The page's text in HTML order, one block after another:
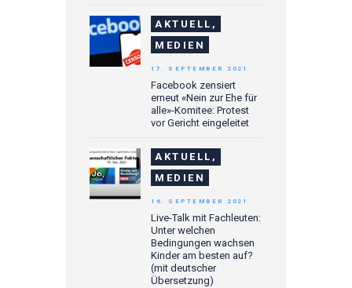
AKTUELL,
MEDIEN
Facebook zensiert
erneut «Nein zur Ehe für
alle»-Komitee: Protest
vor Gericht eingeleitet
17. SEPTEMBER 2021
AKTUELL,
MEDIEN
Live-Talk mit Fachleuten:
Unter welchen
Bedingungen wachsen
Kinder am besten auf?
(mit deutscher
Übersetzung)
16. SEPTEMBER 2021